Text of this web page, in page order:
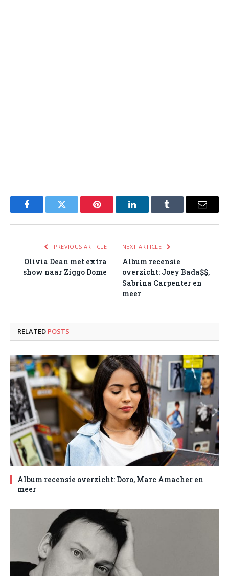
FacebookTwitter Pinterest LinkedInTumblr Email
PREVIOUS ARTICLE
Olivia Dean met extra
show naar Ziggo Dome
NEXT ARTICLE
Album recensie
overzicht: Joey Bada$$,
Sabrina Carpenter en
meer
RELATED POSTS
Album recensie overzicht: Doro, Marc Amacher en
meer